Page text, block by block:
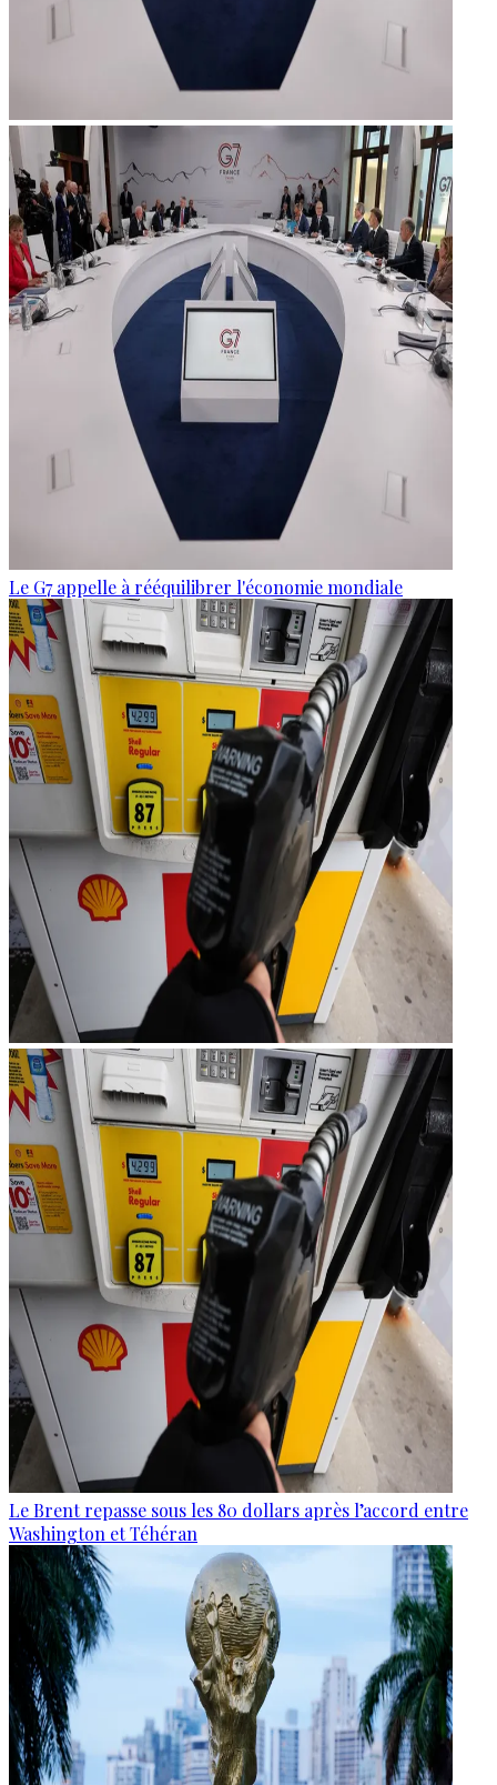
Le G7 appelle à rééquilibrer l'économie mondiale
Le Brent repasse sous les 80 dollars après l’accord entre
Washington et Téhéran